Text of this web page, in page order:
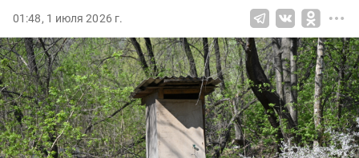
01:48, 1 июля 2026 г.